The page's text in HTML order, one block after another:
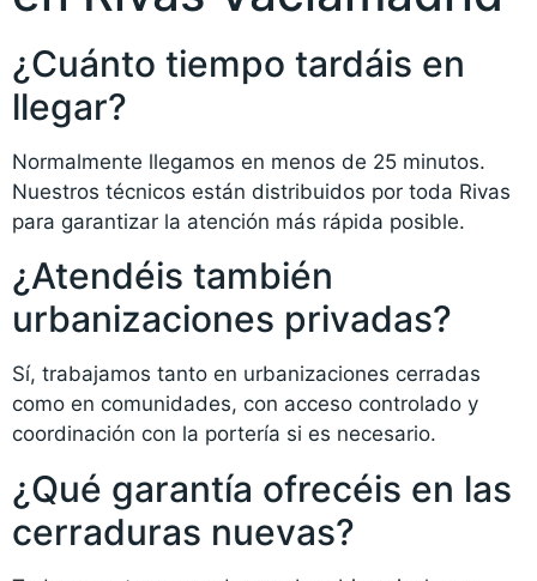
¿Cuánto tiempo tardáis en
llegar?
Normalmente llegamos en menos de 25 minutos.
Nuestros técnicos están distribuidos por toda Rivas
para garantizar la atención más rápida posible.
¿Atendéis también
urbanizaciones privadas?
Sí, trabajamos tanto en urbanizaciones cerradas
como en comunidades, con acceso controlado y
coordinación con la portería si es necesario.
¿Qué garantía ofrecéis en las
cerraduras nuevas?